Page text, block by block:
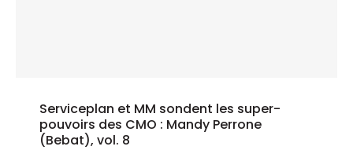
Serviceplan et MM sondent les super-
pouvoirs des CMO : Mandy Perrone
(Bebat), vol. 8